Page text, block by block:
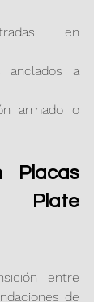
en
anclados a
armado o
Placas
Plate
entre
de